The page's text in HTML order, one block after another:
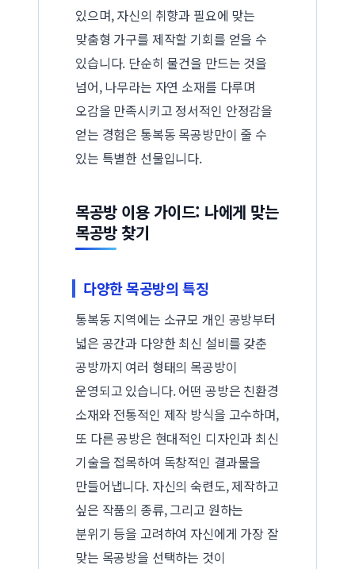
있으며, 자신의 취향과 필요에 맞는
맞춤형 가구를 제작할 기회를 얻을 수
있습니다. 단순히 물건을 만드는 것을
넘어, 나무라는 자연 소재를 다루며
오감을 만족시키고 정서적인 안정감을
얻는 경험은 통복동 목공방만이 줄 수
있는 특별한 선물입니다.
목공방 이용 가이드: 나에게 맞는
목공방 찾기
다양한 목공방의 특징
통복동 지역에는 소규모 개인 공방부터
넓은 공간과 다양한 최신 설비를 갖춘
공방까지 여러 형태의 목공방이
운영되고 있습니다. 어떤 공방은 친환경
소재와 전통적인 제작 방식을 고수하며,
또 다른 공방은 현대적인 디자인과 최신
기술을 접목하여 독창적인 결과물을
만들어냅니다. 자신의 숙련도, 제작하고
싶은 작품의 종류, 그리고 원하는
분위기 등을 고려하여 자신에게 가장 잘
맞는 목공방을 선택하는 것이